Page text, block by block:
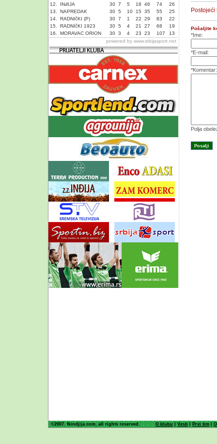
12.
INđIJA 30 7 5 18 46 74
26
13.
NAPREDAK 30 5 10 15 35 55
25
14.
RADNIčKI (P) 30 7 1 22 29 83
22
15.
RADNIčKI 1923 30 5 4 21 27 68
19
16.
MORAVAC ORION 30 3 4 23 23 107
13
powered by www.srbijasport.net
Postojeći
Pošaljite
*Ime:
*E-mail:
*Komentar:
Polja
©2007. fkindjija.com, all rights reserved. O klubu |Vesti | Prvi tim |